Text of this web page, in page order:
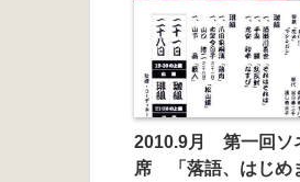
2010.9月 第一回ソ
席 「落語、はじめ